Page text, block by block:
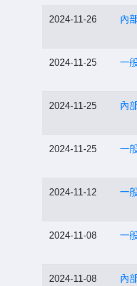
2024-11-26 內
2024-11-25 一
2024-11-25 內
2024-11-25 一
2024-11-12 一
2024-11-08 一
2024-11-08 內